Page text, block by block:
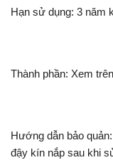
Hạn sử dụng: 3 năm
Thành phần: Xem
Hướng dẫn bảo
đậy kín nắp sau khi